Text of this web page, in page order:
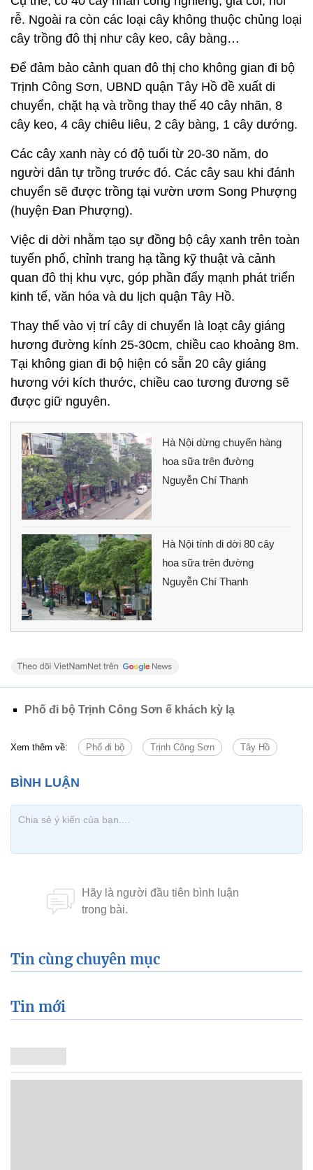
rễ. Ngoài ra còn các loại cây không thuộc chủng loại
cây trồng đô thị như cây keo, cây bàng…
Để đảm bảo cảnh quan đô thị cho không gian đi bộ
Trịnh Công Sơn, UBND quận Tây Hồ đề xuất di
chuyển, chặt hạ và trồng thay thế 40 cây nhãn, 8
cây keo, 4 cây chiêu liêu, 2 cây bàng, 1 cây dướng.
Các cây xanh này có độ tuổi từ 20-30 năm, do
người dân tự trồng trước đó. Các cây sau khi đánh
chuyển sẽ được trồng tại vườn ươm Song Phượng
(huyện Đan Phượng).
Việc di dời nhằm tạo sự đồng bộ cây xanh trên toàn
tuyến phố, chỉnh trang hạ tầng kỹ thuật và cảnh
quan đô thị khu vực, góp phần đẩy mạnh phát triển
kinh tế, văn hóa và du lịch quận Tây Hồ.
Thay thế vào vị trí cây di chuyển là loạt cây giáng
hương đường kính 25-30cm, chiều cao khoảng 8m.
Tại không gian đi bộ hiện có sẵn 20 cây giáng
hương với kích thước, chiều cao tương đương sẽ
được giữ nguyên.
Hà Nội dừng chuyển hàng
hoa sữa trên đường
Nguyễn Chí Thanh
Hà Nội tính di dời 80 cây
hoa sữa trên đường
Nguyễn Chí Thanh
Phố đi bộ Trịnh Công Sơn ế khách kỳ lạ
Xem thêm về: Phố đi bộ Trịnh Công Sơn Tây Hồ
Tin cùng chuyên mục
Tin mới